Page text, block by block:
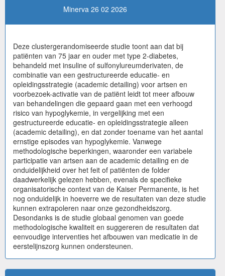
Minerva 26 02 2026
Deze clustergerandomiseerde studie toont aan dat bij
patiënten van 75 jaar en ouder met type 2-diabetes,
behandeld met insuline of sulfonylureumderivaten, de
combinatie van een gestructureerde educatie- en
opleidingsstrategie (academic detailing) voor artsen en
voorbezoek-activatie van de patiënt leidt tot meer afbouw
van behandelingen die gepaard gaan met een verhoogd
risico van hypoglykemie, in vergelijking met een
gestructureerde educatie- en opleidingsstrategie alleen
(academic detailing), en dat zonder toename van het aantal
ernstige episodes van hypoglykemie. Vanwege
methodologische beperkingen, waaronder een variabele
participatie van artsen aan de academic detailing en de
onduidelijkheid over het feit of patiënten de folder
daadwerkelijk gelezen hebben, evenals de specifieke
organisatorische context van de Kaiser Permanente, is het
nog onduidelijk in hoeverre we de resultaten van deze studie
kunnen extrapoleren naar onze gezondheidszorg.
Desondanks is de studie globaal genomen van goede
methodologische kwaliteit en suggereren de resultaten dat
eenvoudige interventies het afbouwen van medicatie in de
eerstelijnszorg kunnen ondersteunen.